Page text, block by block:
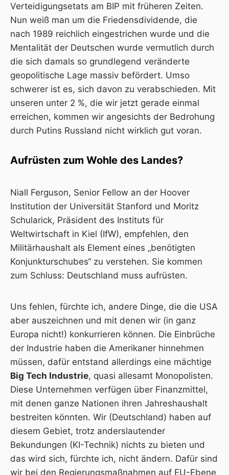
Verteidigungsetats am BIP mit früheren Zeiten.
Nun weiß man um die Friedensdividende, die
nach 1989 reichlich eingestrichen wurde und die
Mentalität der Deutschen wurde vermutlich durch
die sich damals so grundlegend veränderte
geopolitische Lage massiv befördert. Umso
schwerer ist es, sich davon zu verabschieden. Mit
unseren unter 2 %, die wir jetzt gerade einmal
erreichen, kommen wir angesichts der Bedrohung
durch Putins Russland nicht wirklich gut voran.
Aufrüsten zum Wohle des Landes?
Niall Ferguson, Senior Fellow an der Hoover
Institution der Universität Stanford und Moritz
Schularick, Präsident des Instituts für
Weltwirtschaft in Kiel (IfW), empfehlen, den
Militärhaushalt als Element eines „benötigten
Konjunkturschubes“ zu verstehen. Sie kommen
zum Schluss: Deutschland muss aufrüsten.
Uns fehlen, fürchte ich, andere Dinge, die die USA
aber auszeichnen und mit denen wir (in ganz
Europa nicht!) konkurrieren können. Die Einbrüche
der Industrie haben die Amerikaner hinnehmen
müssen, dafür entstand allerdings eine mächtige
Big Tech Industrie, quasi allesamt Monopolisten.
Diese Unternehmen verfügen über Finanzmittel,
mit denen ganze Nationen ihren Jahreshaushalt
bestreiten könnten. Wir (Deutschland) haben auf
diesem Gebiet, trotz anderslautender
Bekundungen (KI-Technik) nichts zu bieten und
das wird sich, fürchte ich, nicht ändern. Dafür sind
wir bei den Regierungsmaßnahmen auf EU-Ebene